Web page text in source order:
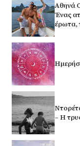
Αθηνά
Ένας
έρωτα,
– Η